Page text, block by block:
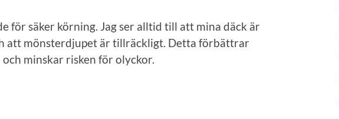
för säker körning. Jag ser alltid till att mina däck är
att mönsterdjupet är tillräckligt. Detta förbättrar
minskar risken för olyckor.